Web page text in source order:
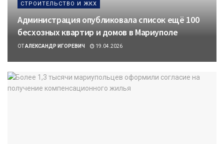
СТРОИТЕЛЬСТВО И ЖКХ
Администрация опубликовала список ещё 100
бесхозных квартир и домов в Мариуполе
ОТ АЛЕКСАНДР ИГОРЕВИЧ 19.04.2026